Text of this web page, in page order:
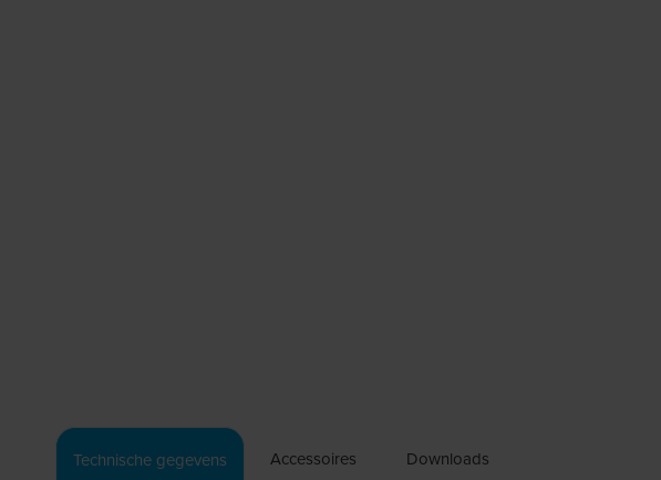
Technische gegevens Accessoires Downloads